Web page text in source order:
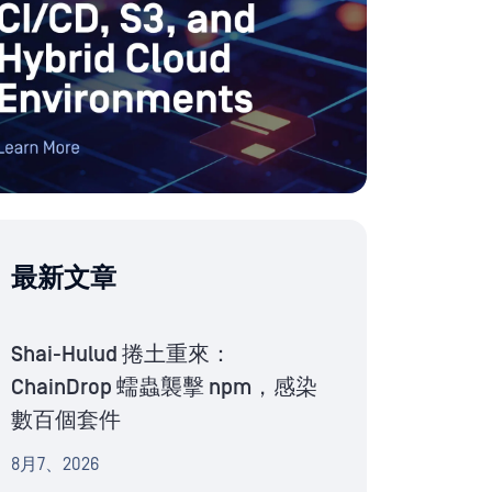
最新文章
Shai-Hulud 捲土重來：
ChainDrop 蠕蟲襲擊 npm，感染
數百個套件
8月7、2026